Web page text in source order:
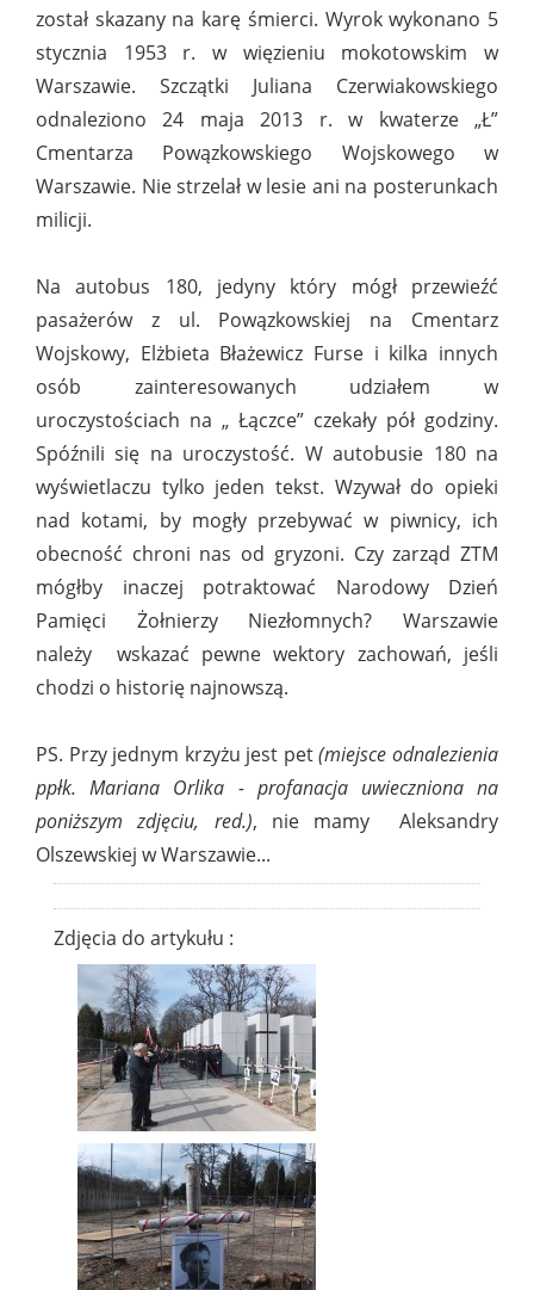
został skazany na karę śmierci. Wyrok wykonano 5
stycznia 1953 r. w więzieniu mokotowskim w
Warszawie. Szczątki Juliana Czerwiakowskiego
odnaleziono 24 maja 2013 r. w kwaterze „Ł”
Cmentarza Powązkowskiego Wojskowego w
Warszawie. Nie strzelał w lesie ani na posterunkach
milicji.
Na autobus 180, jedyny który mógł przewieźć
pasażerów z ul. Powązkowskiej na Cmentarz
Wojskowy, Elżbieta Błażewicz Furse i kilka innych
osób zainteresowanych udziałem w
uroczystościach na „ Łączce” czekały pół godziny.
Spóźnili się na uroczystość. W autobusie 180 na
wyświetlaczu tylko jeden tekst. Wzywał do opieki
nad kotami, by mogły przebywać w piwnicy, ich
obecność chroni nas od gryzoni. Czy zarząd ZTM
mógłby inaczej potraktować Narodowy Dzień
Pamięci Żołnierzy Niezłomnych? Warszawie
należy wskazać pewne wektory zachowań, jeśli
chodzi o historię najnowszą.
PS. Przy jednym krzyżu jest pet(miejsce odnalezienia
ppłk. Mariana Orlika - profanacja uwieczniona na
poniższym zdjęciu, red.), nie mamy Aleksandry
Olszewskiej w Warszawie...
Zdjęcia do artykułu :